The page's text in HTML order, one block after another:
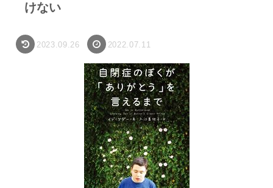
けない
2023.09.26 2022.07.11